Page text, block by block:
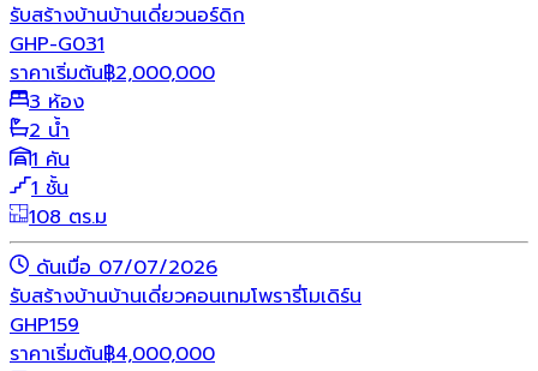
รับสร้างบ้านบ้านเดี่ยวนอร์ดิก
GHP-G031
ราคาเริ่มต้น฿2,000,000
3 ห้อง
2 น้ำ
1 คัน
1 ชั้น
108 ตร.ม
ดันเมื่อ 07/07/2026
รับสร้างบ้านบ้านเดี่ยวคอนเทมโพรารี่โมเดิร์น
GHP159
ราคาเริ่มต้น฿4,000,000